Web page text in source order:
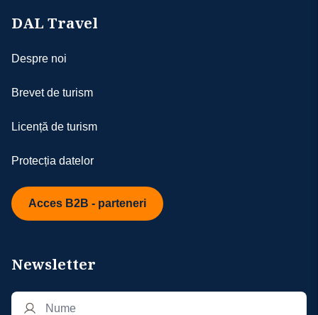
DAL Travel
Despre noi
Brevet de turism
Licență de turism
Protecția datelor
Acces B2B - parteneri
Newsletter